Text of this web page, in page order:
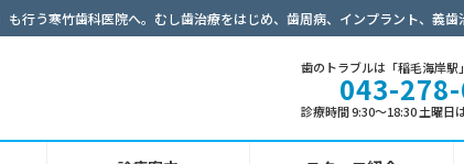
行う寒竹歯科医院へ。むし歯治療をはじめ、歯周病、インプラント、義歯
歯のトラブルは「稲毛海岸
043-
診療時間 9:30～18:30 土曜日